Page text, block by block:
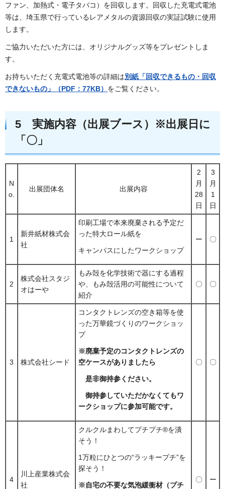
ファン、加熱式・電子タバコ）を回収します。回収した充電式電池
等は、埼玉県で行っているレアメタルの資源回収の実証試験に使用
します。
ご協力いただいた方には、オリジナルグッズ等をプレゼントしま
す。
お持ちいただく充電式電池等の詳細は別紙「回収できるもの・回収
できないもの」（PDF：77KB） をご覧ください。
5 実施内容（出展ブース）※出展日に
「〇」
N
o.
出展団体名 出展内容
2
月
28
日
3
月
1
日
1
新井紙材株式会
社
印刷工場で本来廃棄される予定だ
った特大ロール紙を
キャンパスにしたワークショップ
ー 〇
2
株式会社スタジ
オはーや
もみ殻を化学技術で器にする過程
や、もみ殻活用の可能性について
紹介
〇 〇
3 株式会社シード
コンタクトレンズの空き箱等を使
った万華鏡づくりのワークショッ
プ
※廃棄予定のコンタクトレンズの
空ケースがありましたら
是非御持参ください。
御持参していただかなくてもワ
ークショップに参加可能です。
〇 〇
4
川上産業株式会
社
クルクルまわしてプチプチ®を潰
そう！
1万粒にひとつの“ラッキープチ”を
探そう！
※自宅の不要な気泡緩衝材（プチ
〇 ー